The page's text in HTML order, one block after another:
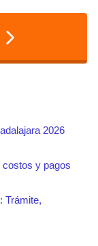
este
2026
costos y pagos
Trámite,